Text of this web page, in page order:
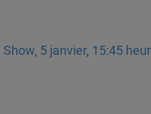
5 janvier, 15:45